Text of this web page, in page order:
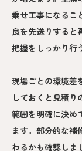
乗せ工事になるこ
良を先送りすると
把握をしっかり行
現場ごとの環境差
しておくと見積
範囲を明確に決め
ます。部分的な補
わるかも確認しま